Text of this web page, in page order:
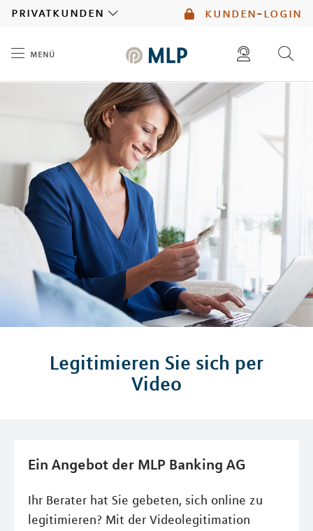
kunden-login
privatkunden
menü
diese website durchsuchen
mlp berater finden
Legitimieren Sie sich per
Video
Ein Angebot der MLP Banking AG
Ihr Berater hat Sie gebeten, sich online zu
legitimieren? Mit der Videolegitimation